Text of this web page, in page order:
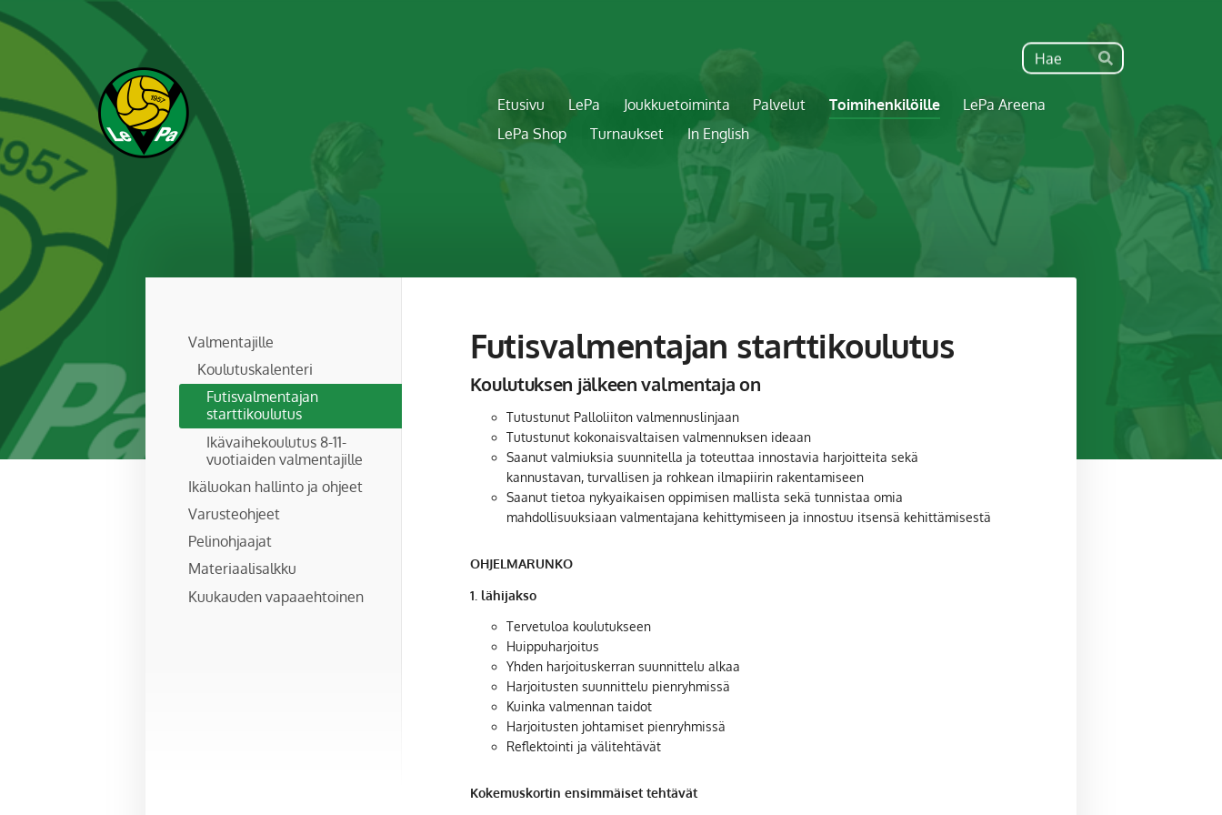
Siirry
sivun
sisältöön
Haku
Hae
Leppävaaran Pallo
Etusivu LePa Joukkuetoiminta Palvelut Toimihenkilöille
LePa Areena
LePa Shop
Turnaukset In English
Valmentajille
Koulutuskalenteri
Futisvalmentajan
starttikoulutus
Ikävaihekoulutus 8-11-
vuotiaiden valmentajille
Ikäluokan hallinto ja ohjeet
Varusteohjeet
Pelinohjaajat
Materiaalisalkku
Kuukauden vapaaehtoinen
Futisvalmentajan starttikoulutus
Koulutuksen jälkeen valmentaja on
Tutustunut Palloliiton valmennuslinjaan
Tutustunut kokonaisvaltaisen valmennuksen ideaan
Saanut valmiuksia suunnitella ja toteuttaa innostavia harjoitteita sekä
kannustavan, turvallisen ja rohkean ilmapiirin rakentamiseen
Saanut tietoa nykyaikaisen oppimisen mallista sekä tunnistaa omia
mahdollisuuksiaan valmentajana kehittymiseen ja innostuu itsensä kehittämisestä
OHJELMARUNKO
1. lähijakso
Tervetuloa koulutukseen
Huippuharjoitus
Yhden harjoituskerran suunnittelu alkaa
Harjoitusten suunnittelu pienryhmissä
Kuinka valmennan taidot
Harjoitusten johtamiset pienryhmissä
Reflektointi ja välitehtävät
Kokemuskortin ensimmäiset tehtävät